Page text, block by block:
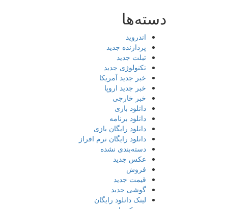
دسته‌ها
اندروید
پردازنده جدید
تبلت جدید
تکنولوژی جدید
خبر جدید آمریکا
خبر جدید اروپا
خبر خارجی
دانلود بازی
دانلود برنامه
دانلود رایگان بازی
دانلود رایگان نرم افراز
دسته‌بندی نشده
عکس جدید
فروش
قیمت جدید
گوشی جدید
لینک دانلود رایگان